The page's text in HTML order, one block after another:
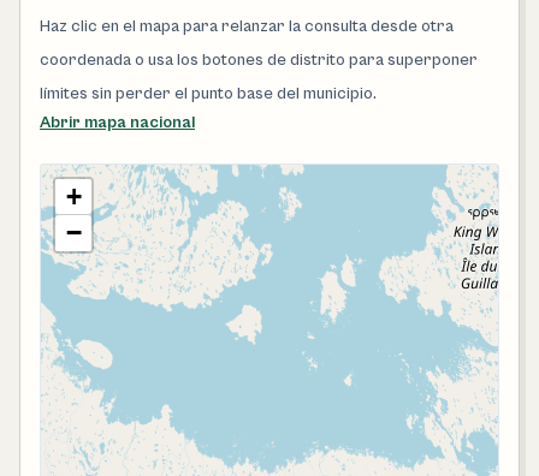
Haz clic en el mapa para relanzar la consulta desde otra
coordenada o usa los botones de distrito para superponer
límites sin perder el punto base del municipio.
Abrir mapa nacional
+
−